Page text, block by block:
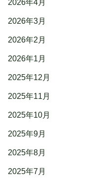
2026年4月
2026年3月
2026年2月
2026年1月
2025年12月
2025年11月
2025年10月
2025年9月
2025年8月
2025年7月